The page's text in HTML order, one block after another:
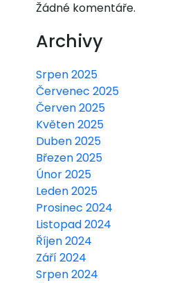
Žádné komentáře.
Archivy
Srpen 2025
Červenec 2025
Červen 2025
Květen 2025
Duben 2025
Březen 2025
Únor 2025
Leden 2025
Prosinec 2024
Listopad 2024
Říjen 2024
Září 2024
Srpen 2024